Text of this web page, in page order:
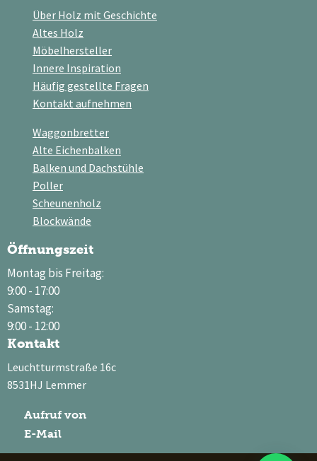
Über Holz mit Geschichte
Altes Holz
Möbelhersteller
Innere Inspiration
Häufig gestellte Fragen
Kontakt aufnehmen
Waggonbretter
Alte Eichenbalken
Balken und Dachstühle
Poller
Scheunenholz
Blockwände
Öffnungszeit
Montag bis Freitag:
9:00 - 17:00
Samstag:
9:00 - 12:00
Kontakt
Leuchtturmstraße 16c
8531HJ Lemmer
Aufruf von
E-Mail